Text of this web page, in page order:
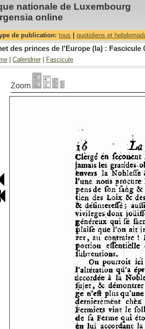
nationale de Luxembourg
online
de publication: tous quotidiens et
des princes de l'Europe (la) : Fascicule
Calendrier Fascicule
Zoom